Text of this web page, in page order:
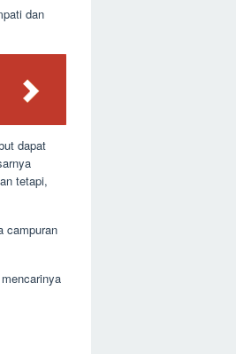
dan
dapat
tetapi,
campuran